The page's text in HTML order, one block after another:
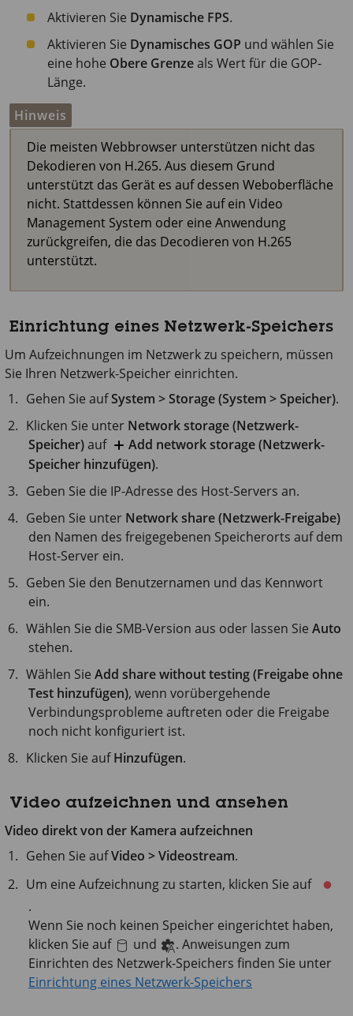
Aktivieren Sie Dynamische FPS.
Aktivieren Sie Dynamisches GOP und wählen Sie
eine hohe Obere Grenzeals Wert für die GOP-
Länge.
Hinweis
Die meisten Webbrowser unterstützen nicht das
Dekodieren von H.265. Aus diesem Grund
unterstützt das Gerät es auf dessen Weboberfläche
nicht. Stattdessen können Sie auf ein Video
Management System oder eine Anwendung
zurückgreifen, die das Decodieren von H.265
unterstützt.
Einrichtung eines Netzwerk-Speichers
Um Aufzeichnungen im Netzwerk zu speichern, müssen
Sie Ihren Netzwerk-Speicher einrichten.
Gehen Sie aufSystem > Storage (System > Speicher).
Klicken Sie unter Network storage (Netzwerk-
Speicher)auf
Add network storage (Netzwerk-
Speicher hinzufügen).
Geben Sie die IP-Adresse des Host-Servers an.
Geben Sie unter Network share (Netzwerk-Freigabe)
den Namen des freigegebenen Speicherorts auf dem
Host-Server ein.
Geben Sie den Benutzernamen und das Kennwort
ein.
Wählen Sie die SMB-Version aus oder lassen SieAuto
stehen.
Wählen SieAdd share without testing (Freigabe ohne
Test hinzufügen), wenn vorübergehende
Verbindungsprobleme auftreten oder die Freigabe
noch nicht konfiguriert ist.
Klicken Sie aufHinzufügen.
Video aufzeichnen und ansehen
Video direkt von der Kamera aufzeichnen
Gehen Sie aufVideo > Videostream.
Um eine Aufzeichnung zu starten, klicken Sie auf
.
Wenn Sie noch keinen Speicher eingerichtet haben,
klicken Sie auf
und
. Anweisungen zum
Einrichten des Netzwerk-Speichers finden Sie unter
Einrichtung eines Netzwerk-Speichers